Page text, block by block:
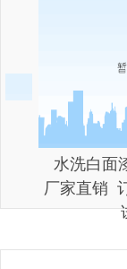
水洗白面
厂家直销